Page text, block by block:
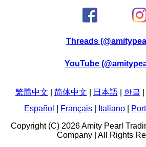
Threads
YouTube
繁體中文 简体中文 日本語| 한글
Español
Français Italiano
Copyright (C) 2026 Amity Pearl Trading Co / Amilee Pearl
Company | All Rights